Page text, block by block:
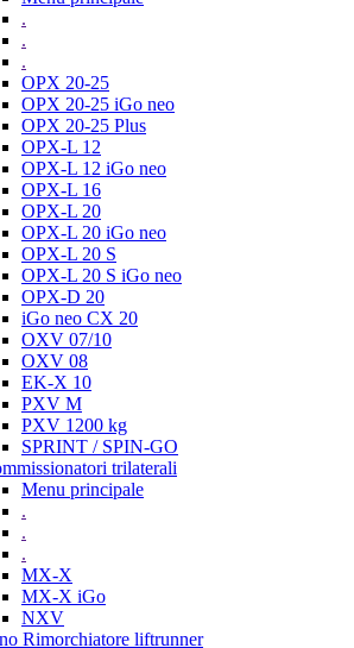
.
.
.
OPX 20-25
OPX 20-25 iGo neo
OPX 20-25 Plus
OPX-L 12
OPX-L 12 iGo neo
OPX-L 16
OPX-L 20
OPX-L 20 iGo neo
OPX-L 20 S
OPX-L 20 S iGo neo
OPX-D 20
iGo neo CX 20
OXV 07/10
OXV 08
EK-X 10
PXV M
PXV 1200 kg
SPRINT / SPIN-GO
trilaterali
Menu principale
.
.
.
MX-X
MX-X iGo
NXV
Rimorchiatore liftrunner